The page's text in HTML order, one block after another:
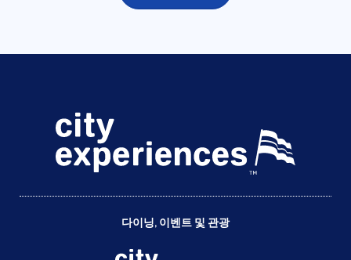
다이닝, 이벤트 및 관광